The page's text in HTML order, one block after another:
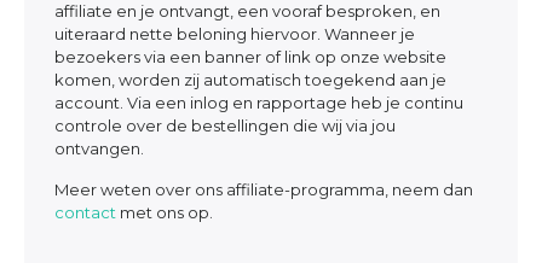
affiliate en je ontvangt, een vooraf besproken, en
uiteraard nette beloning hiervoor. Wanneer je
bezoekers via een banner of link op onze website
komen, worden zij automatisch toegekend aan je
account. Via een inlog en rapportage heb je continu
controle over de bestellingen die wij via jou
ontvangen.
Meer weten over ons affiliate-programma, neem dan
contact met ons op.